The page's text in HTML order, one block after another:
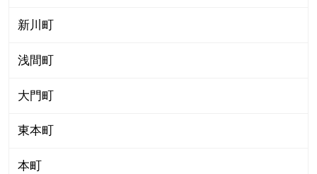
新川町
浅間町
大門町
東本町
本町